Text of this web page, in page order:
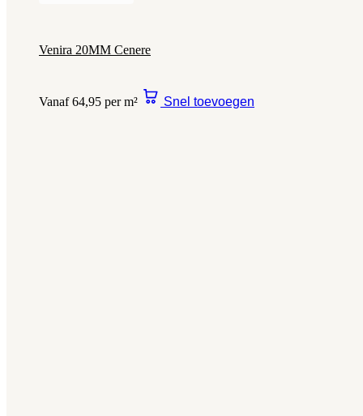
Venira 20MM Cenere
Vanaf 64,95 per m² Snel toevoegen